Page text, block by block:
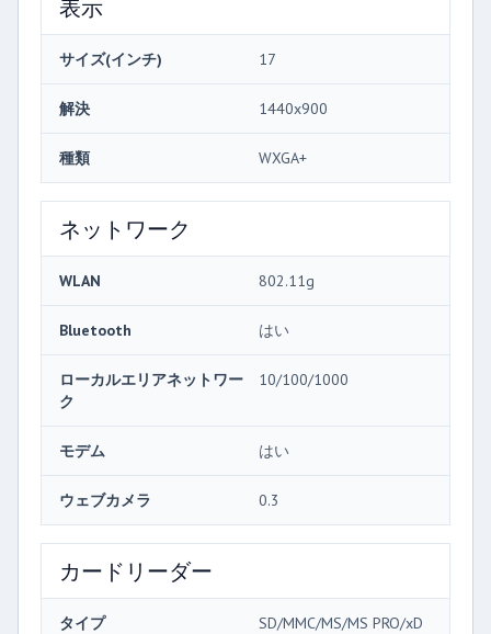
表示
サイズ(インチ) 17
解決 1440x900
種類 WXGA+
ネットワーク
WLAN 802.11g
Bluetooth はい
ローカルエリアネットワー
ク
10/100/1000
モデム はい
ウェブカメラ 0.3
カードリーダー
タイプ SD/MMC/MS/MS PRO/xD